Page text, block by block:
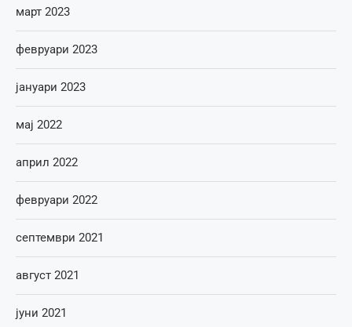
март 2023
февруари 2023
јануари 2023
мај 2022
април 2022
февруари 2022
септември 2021
август 2021
јуни 2021